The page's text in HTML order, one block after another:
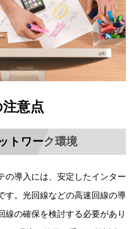
意点
トワーク環境
の導入には、安定したインター
す。光回線などの高速回線の導
線の確保を検討する必要があり